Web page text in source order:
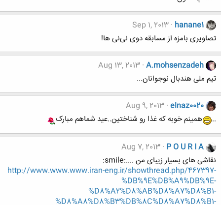
hanane1
Sep 1, 2013
تصاویری بامزه از مسابقه دوی نی‌نی ها!
A.mohsenzadeh
Aug 13, 2013
تیم ملی هندبال نوجوانان...
elnaz0020
Aug 9, 2013
..
همینم خوبه که غذا رو شناختین..عید شماهم مبارک
P O U R I A
Aug 7, 2013
نقاشی های بسیار زیبای من ....:smile:
http://www.www.www.iran-eng.ir/showthread.php/467397-
%DB%9E%DB%A9%DB%9E-
%D8%A2%D8%AB%D8%A7%D8%B1-
%D8%A8%D8%B3%DB%8C%D8%A7%D8%B1-